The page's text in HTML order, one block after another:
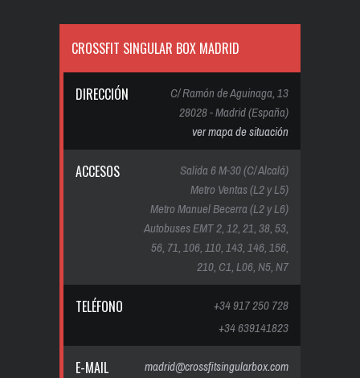
CROSSFIT SINGULAR BOX MADRID
DIRECCIÓN
C/ Ramón de Aguinaga, 13
28028 - Madrid (España)
ver mapa de situación
ACCESOS
Salida 6 M-30 (C/ Alcalá)
Metro Ventas (L2 y L5)
Metro Manuel Becerra (L2 y L6)
Autobuses EMT 2, 12, 21, 38, 53,
56, 71, 106, 110, 143, 146, 156,
210, C1, L06, N5, N7
TELÉFONO
+34 917 250 728
+34 639141823
E-MAIL madrid@crossfitsingularbox.com